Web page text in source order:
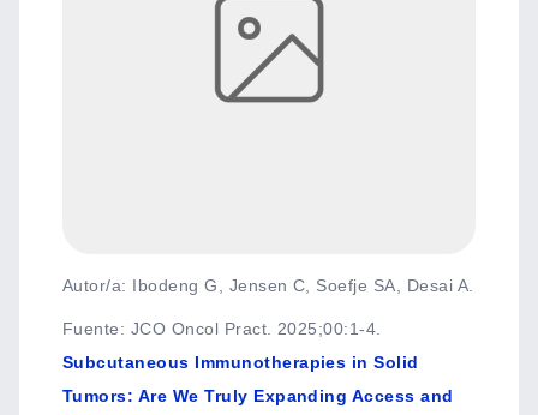
Autor/a: Ibodeng G, Jensen C, Soefje SA, Desai A.
Fuente: JCO Oncol Pract. 2025;00:1-4.
Subcutaneous Immunotherapies in Solid
Tumors: Are We Truly Expanding Access and